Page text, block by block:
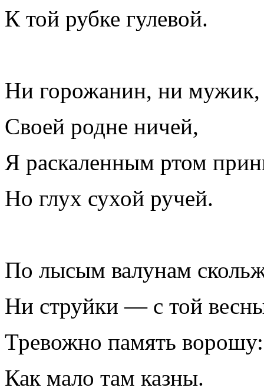
К той рубке гулевой.
Ни горожанин, ни мужик,
Своей родне ничей,
Я раскаленным ртом
Но глух сухой ручей.
По лысым валунам
Ни струйки — с той
Тревожно память ворошу:
Как мало там казны.